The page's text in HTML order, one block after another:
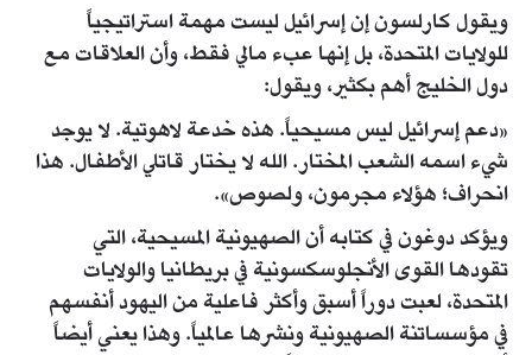
ويقول كارلسون إن إسرائيل ليست مهمة استراتيجياً
للولايات المتحدة، بل إنها عبء مالي فقط، وأن العلاقات مع
دول الخليج أهم بكثير، ويقول:
«دعم إسرائيل ليس مسيحياً. هذه خدعة لاهوتية. لا يوجد
شيء اسمه الشعب المختار. الله لا يختار قاتلي الأطفال. هذا
انحراف؛ هؤلاء مجرمون، ولصوص».
ويؤكد دوغون في كتابه أن الصهيونية المسيحية، التي
تقودها القوى الأنجلوسكسونية في بريطانيا والولايات
المتحدة، لعبت دوراً أسبق وأكثر فاعلية من اليهود أنفسهم
في مؤسساتنة الصهيونية ونشرها عالمياً. وهذا يعني أيضاً